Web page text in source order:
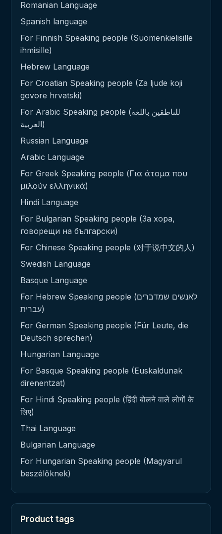
Romanian Language
Spanish language
For Finnish Speaking people (Suomenkielisille
ihmisille)
Hebrew Language
For Croatian Speaking people (Za ljude koji
govore hrvatski)
For Arabic Speaking people (للناطقين باللغة
العربية)
Russian Language
Arabic Language
For Greek Speaking people (Για άτομα που
μιλούν ελληνικά)
Hindi Language
For Bulgarian Speaking people (За хора,
говорещи на български)
For Chinese Speaking people (对于说中文的人)
Swedish Language
Basque Language
For Hebrew Speaking people (לאנשים שמדברים
עברית)
For German Speaking people (Für Leute, die
Deutsch sprechen)
Hungarian Language
For Basque Speaking people (Euskaldunak
direnentzat)
For Hindi Speaking people (हिंदी बोलने वाले लोगों के
लिए)
Thai Language
Bulgarian Language
For Hungarian Speaking people (Magyarul
beszélőknek)
Product tags